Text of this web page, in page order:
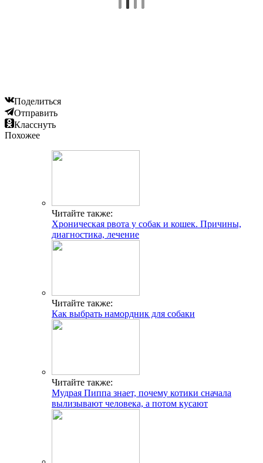
Поделиться
Отправить
Класснуть
Похожее
Читайте также:
Хроническая рвота у собак и кошек. Причины,
диагностика, лечение
Читайте также:
Как выбрать намордник для собаки
Читайте также:
Мудрая Пиппа знает, почему котики сначала
вылизывают человека, а потом кусают